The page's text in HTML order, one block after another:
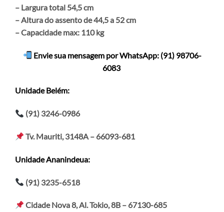
– Largura total 54,5 cm
– Altura do assento de 44,5 a 52 cm
– Capacidade max: 110 kg
Envie sua mensagem por WhatsApp: (91) 98706-
6083
Unidade Belém:
(91) 3246-0986
Tv. Mauriti, 3148A – 66093-681
Unidade Ananindeua:
(91) 3235-6518
Cidade Nova 8, Al. Tokio, 8B – 67130-685